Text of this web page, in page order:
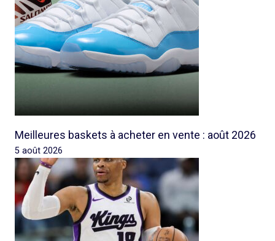
Meilleures baskets à acheter en vente : août 2026
5 août 2026